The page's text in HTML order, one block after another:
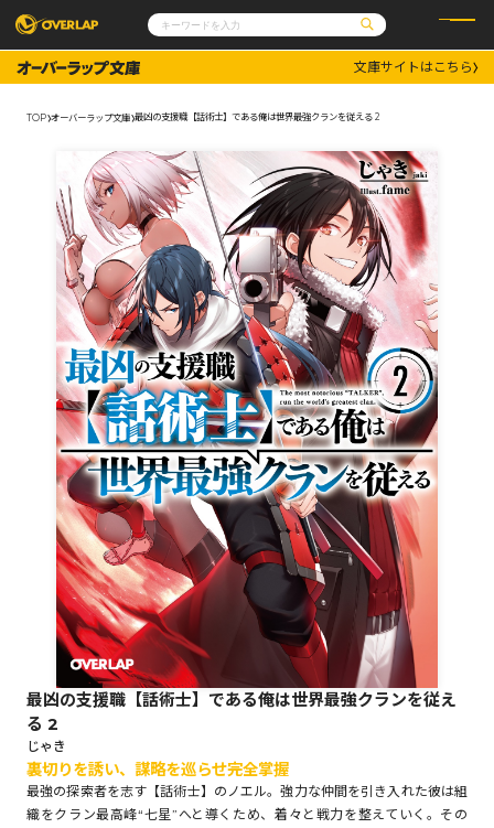
コミックガルド
コミッククリエ
文庫
ノベルス
その他
コミックエッセイ
ポケットモンスター
アニメ
ゲーム
通販・NEWS
OVERLAP STORE
オーバーラップ広報室
企業
会社概要
採用情報
アクセス
オーバーラップホールディングス
お問い合わせはこちら
オーバーラップ文庫
オーバーラップノベルス
オーバーラップノベルスf
ロサージュノベルス
コミックガルド
文庫サイトはこちら
TOP オーバーラップ文庫 最凶の支援職【話術士】である俺は世界最強クランを従える 2
最凶の支援職【話術士】である俺は世界最強クランを従え
る 2
じゃき
裏切りを誘い、謀略を巡らせ完全掌握
最強の探索者を志す【話術士】のノエル。強力な仲間を引き入れた彼は組
織をクラン最高峰“七星”へと導くため、着々と戦力を整えていく。その